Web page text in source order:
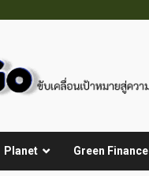
Planet Green Finance